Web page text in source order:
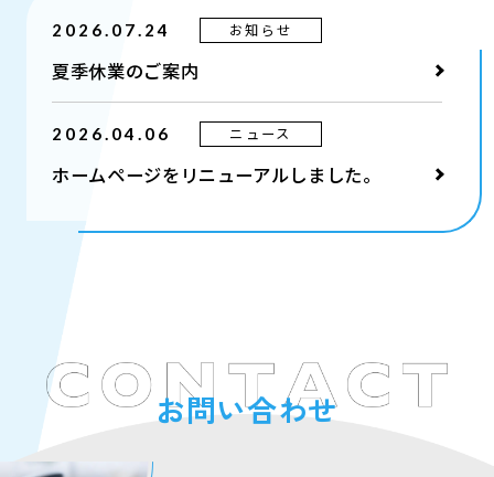
2026.07.24 お知らせ
夏季休業のご案内
2026.04.06 ニュース
ホームページをリニューアルしました。
お問い合わせ